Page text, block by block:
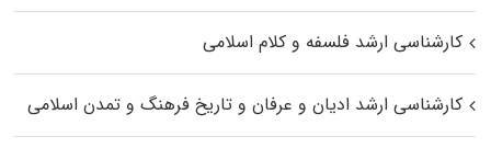
کارشناسی ارشد فلسفه و کلام اسلامی
کارشناسی ارشد ادیان و عرفان و تاریخ فرهنگ و تمدن اسلامی